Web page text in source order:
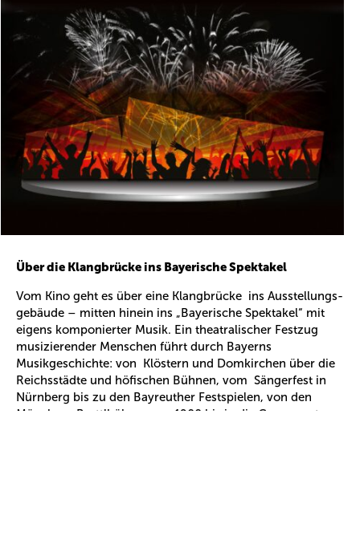
Über die Klangbrücke ins Bayerische Spektakel
Vom Kino geht es über eine Klangbrücke ins Ausstellungs-
gebäude – mitten hinein ins „Bayerische Spektakel“ mit
eigens komponierter Musik. Ein theatralischer Festzug
musizierender Menschen führt durch Bayerns
Musikgeschichte: von Klöstern und Domkirchen über die
Reichsstädte und höfischen Bühnen, vom Sängerfest in
Nürnberg bis zu den Bayreuther Festspielen, von den
Münchner Brettlbühnen um 1900 bis in die Gegenwart.